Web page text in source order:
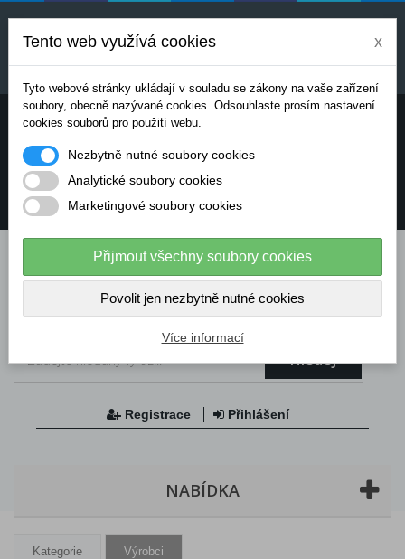
Uvedené ceny jsou orientační a mohou se měnit v
závislosti na aktuálních cenách výrobců a
dodavatelů. Pro přesnou cenovou nabídku prosím
Potřebujete poradit? Chcete objednávat telefonicky:
info@dataflex-security.com
Hledej
Registrace Přihlášení
NABÍDKA
Kategorie Výrobci
Tento web využívá cookies x
Tyto webové stránky ukládají v souladu se zákony na vaše zařízení
soubory, obecně nazývané cookies. Odsouhlaste prosím nastavení
cookies souborů pro použití webu.
Nezbytně nutné soubory cookies
Analytické soubory cookies
Marketingové soubory cookies
Přijmout všechny soubory cookies
Povolit jen nezbytně nutné cookies
Více informací